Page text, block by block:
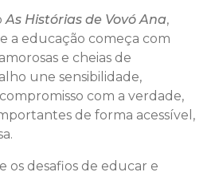
As Histórias de Vovó Ana,
a educação começa com
e cheias de
une sensibilidade,
com a verdade,
de forma acessível,
os desafios de educar e